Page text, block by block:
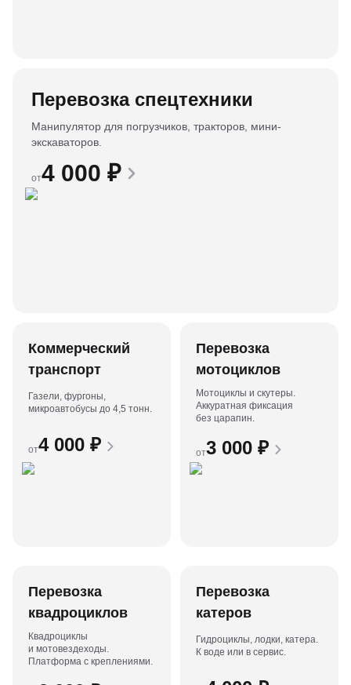
Перевозка спецтехники
Манипулятор для погрузчиков, тракторов, мини-
экскаваторов.
от4 000 ₽
Коммерческий
транспорт
Газели, фургоны,
микроавтобусы до 4,5 тонн.
от4 000 ₽
Перевозка
мотоциклов
Мотоциклы и скутеры.
Аккуратная фиксация
без царапин.
от3 000 ₽
Перевозка
квадроциклов
Квадроциклы
и мотовездеходы.
Платформа с креплениями.
Перевозка
катеров
Гидроциклы, лодки, катера.
К воде или в сервис.